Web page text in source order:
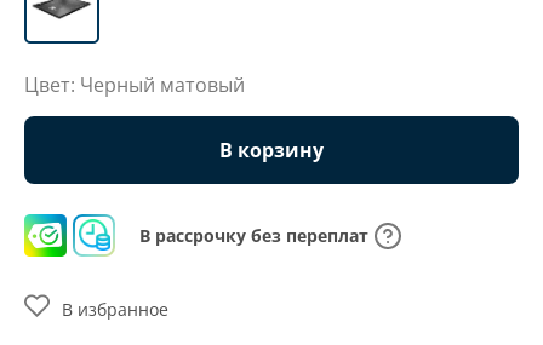
Цвет: Черный матовый
В корзину
В рассрочку без переплат
В избранное